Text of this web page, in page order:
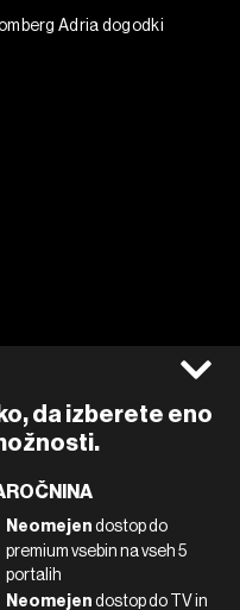
da izberete eno
Neomejendostop do
premium vsebin na vseh 5
portalih
Neomejendostop do TV in
Adria dogodki